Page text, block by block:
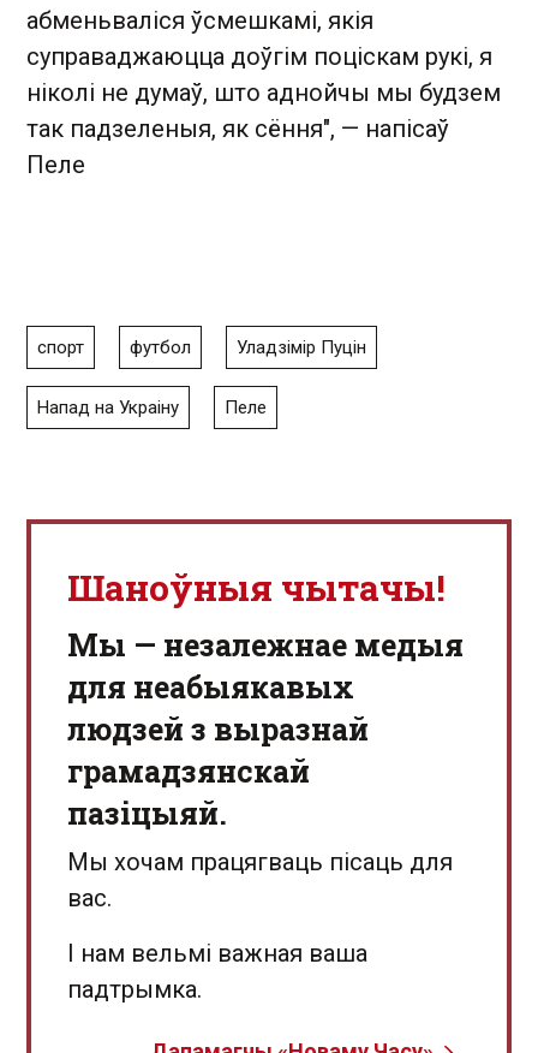
абменьваліся ўсмешкамі, якія
суправаджаюцца доўгім поціскам рукі, я
ніколі не думаў, што аднойчы мы будзем
так падзеленыя, як сёння", — напісаў
Пеле
спорт футбол Уладзімір Пуцін
Напад на Украіну Пеле
Шаноўныя чытачы!
Мы — незалежнае медыя
для неабыякавых
людзей з выразнай
грамадзянскай
пазіцыяй.
Мы хочам працягваць пісаць для
вас.
І нам вельмі важная ваша
падтрымка.